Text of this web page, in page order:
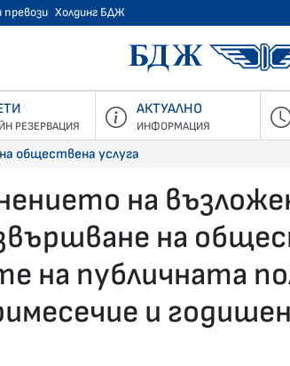
Холдинг БДЖ
РЕЗЕРВАЦИЯ
АКТУАЛНО
ИНФОРМАЦИЯ
обществена услуга
на
на
на публичната
и